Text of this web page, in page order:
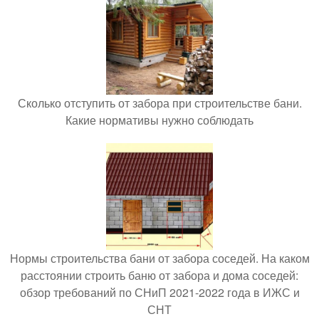
Сколько отступить от забора при строительстве бани.
Какие нормативы нужно соблюдать
Нормы строительства бани от забора соседей. На каком
расстоянии строить баню от забора и дома соседей:
обзор требований по СНиП 2021-2022 года в ИЖС и
СНТ